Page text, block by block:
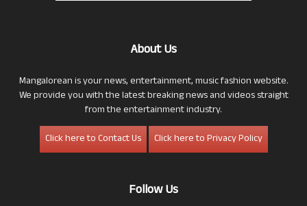
About Us
Mangalorean is your news, entertainment, music fashion website.
We provide you with the latest breaking news and videos straight
from the entertainment industry.
Click here to Contact Us
Click here to Privacy Policy
Follow Us